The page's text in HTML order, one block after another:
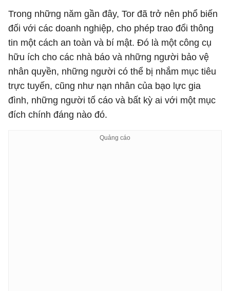
Trong những năm gần đây, Tor đã trở nên phổ biến
đối với các doanh nghiệp, cho phép trao đổi thông
tin một cách an toàn và bí mật. Đó là một công cụ
hữu ích cho các nhà báo và những người bảo vệ
nhân quyền, những người có thể bị nhắm mục tiêu
trực tuyến, cũng như nạn nhân của bạo lực gia
đình, những người tố cáo và bất kỳ ai với một mục
đích chính đáng nào đó.